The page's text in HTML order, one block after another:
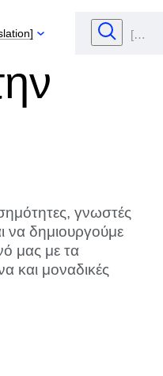
γνωστές
να δημιουργούμε
μας με τα
και μοναδικές